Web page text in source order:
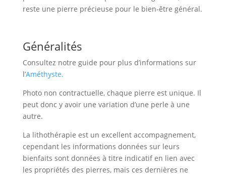
reste une pierre précieuse pour le bien-être général.
Généralités
Consultez notre guide pour plus d’informations sur
l’Améthyste.
Photo non contractuelle, chaque pierre est unique. Il
peut donc y avoir une variation d’une perle à une
autre.
La lithothérapie est un excellent accompagnement,
cependant les informations données sur leurs
bienfaits sont données à titre indicatif en lien avec
les propriétés des pierres, mais ces dernières ne